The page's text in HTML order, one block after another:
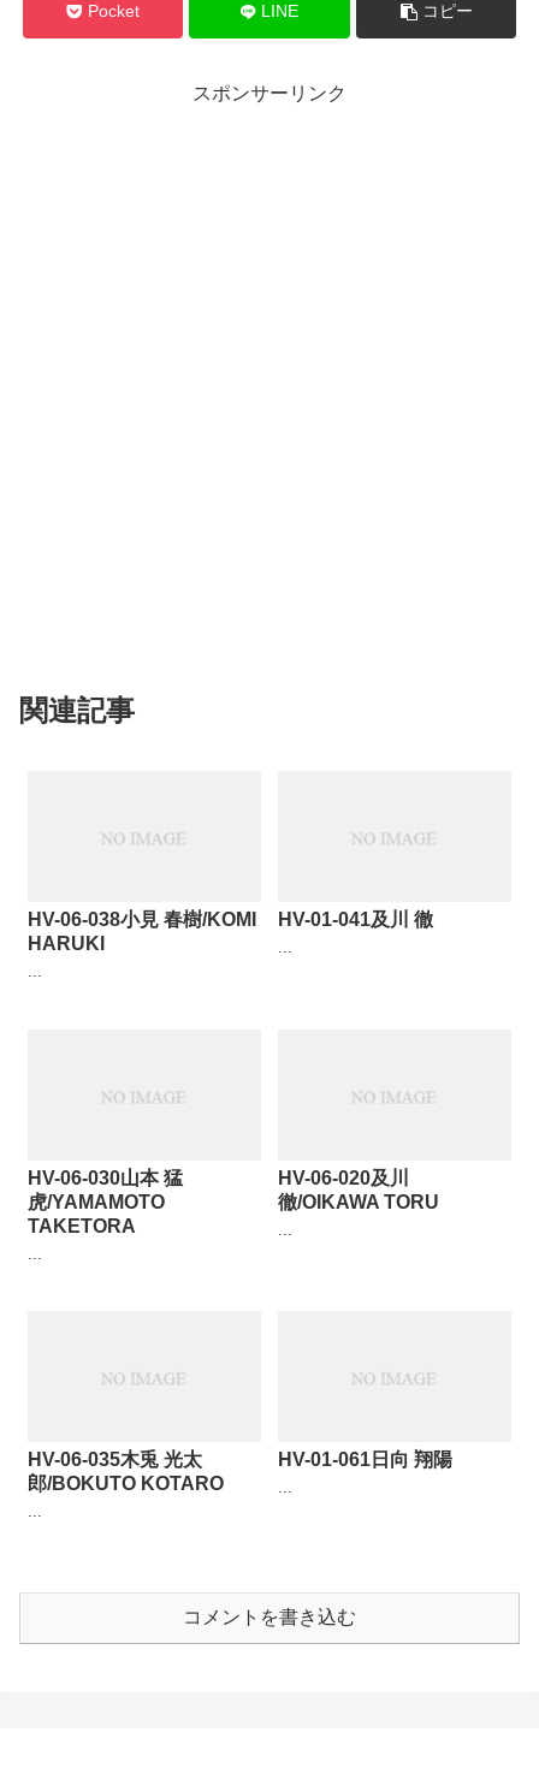
Pocket LINE コピー
スポンサーリンク
関連記事
HV-06-038小見 春樹/KOMI
HARUKI
HV-01-041及川 徹
HV-06-030山本 猛
虎/YAMAMOTO
TAKETORA
HV-06-020及川
徹/OIKAWA TORU
HV-06-035木兎 光太
郎/BOKUTO KOTARO
...
HV-01-061日向 翔陽
...
コメントを書き込む